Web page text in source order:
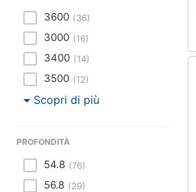
3600 (36)
3000 (16)
3400 (14)
3500 (12)
Scopri di più
PROFONDITÀ
54.8 (76)
56.8 (29)